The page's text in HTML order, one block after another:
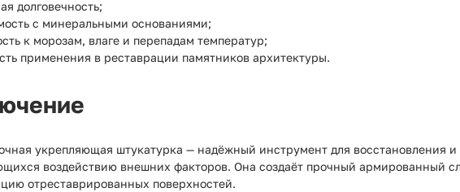
долговечность;
с минеральными основаниями;
к морозам, влаге и перепадам температур;
применения в реставрации памятников архитектуры.
укрепляющая штукатурка — надёжный инструмент для восстановления
воздействию внешних факторов. Она создаёт прочный армированный
отреставрированных поверхностей.